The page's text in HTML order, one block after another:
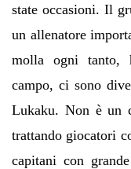
state occasioni. Il
un allenatore
molla ogni tanto,
campo, ci sono
Lukaku. Non è un
trattando giocatori
capitani con